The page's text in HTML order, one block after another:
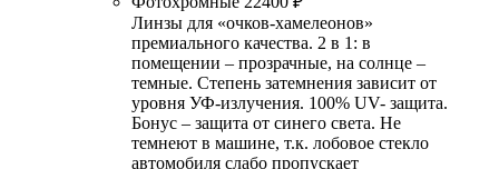
Линзы для «очков-хамелеонов»
премиального качества. 2 в 1: в
помещении – прозрачные, на солнце –
темные. Степень затемнения зависит от
уровня УФ-излучения. 100% UV- защита.
Бонус – защита от синего света. Не
темнеют в машине, т.к. лобовое стекло
автомобиля слабо пропускает